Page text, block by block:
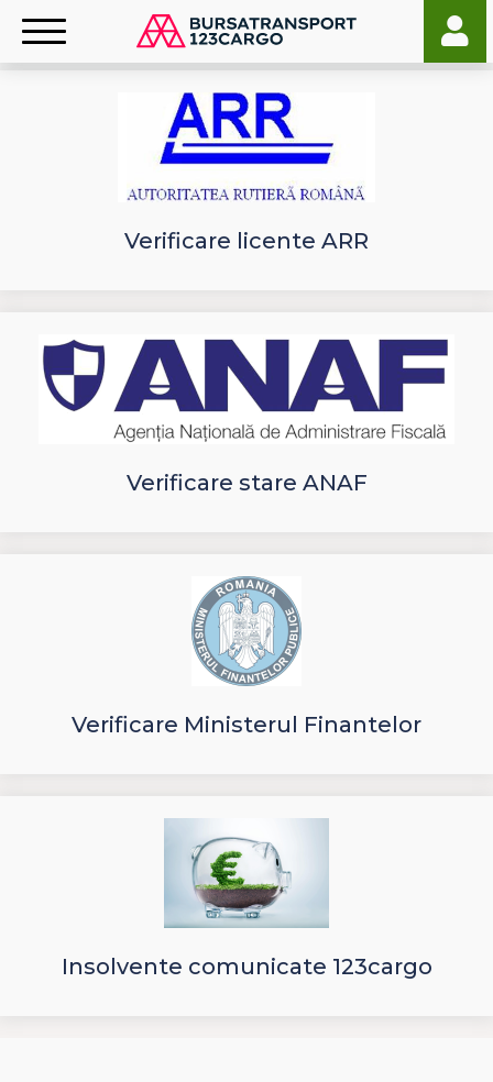
Verificare licente ARR
Verificare stare ANAF
Verificare Ministerul Finantelor
Insolvente comunicate 123cargo